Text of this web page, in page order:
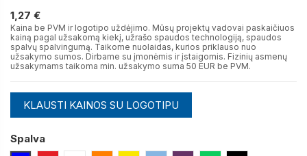
1,27 €
Kaina be PVM ir logotipo uždėjimo. Mūsų projektų vadovai paskaičiuos
kainą pagal užsakomą kiekį, užrašo spaudos technologiją, spaudos
spalvų spalvingumą. Taikome nuolaidas, kurios priklauso nuo
užsakymo sumos. Dirbame su įmonėmis ir įstaigomis. Fizinių asmenų
užsakymams taikoma min. užsakymo suma 50 EUR be PVM.
KLAUSTI KAINOS SU LOGOTIPU
Spalva